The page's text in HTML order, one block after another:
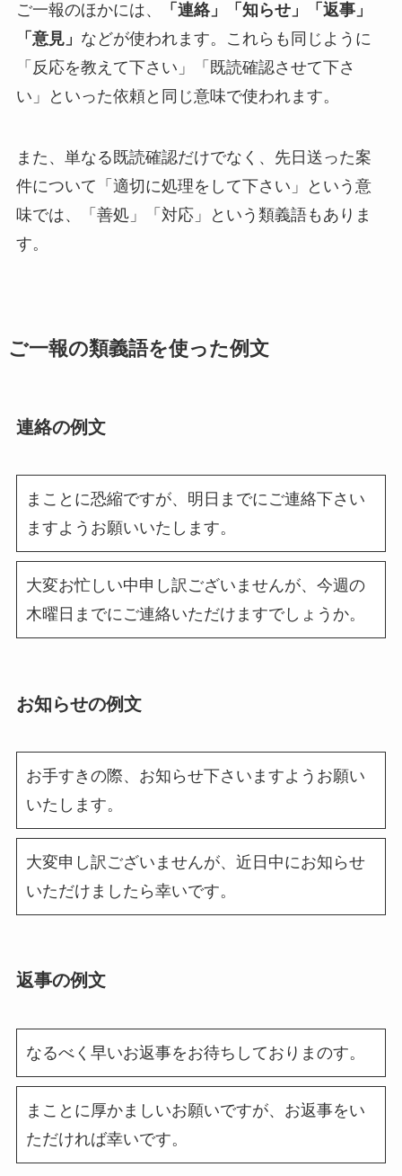
ご一報のほかには、
「連絡」「知らせ」「返事」
「意見」 などが使われます。これらも同じように
「反応を教えて下さい」「既読確認させて下さ
い」といった依頼と同じ意味で使われます。
また、単なる既読確認だけでなく、先日送った案
件について「適切に処理をして下さい」という意
味では、「善処」「対応」という類義語もありま
す。
ご一報の類義語を使った例文
連絡の例文
まことに恐縮ですが、明日までにご連絡下さい
ますようお願いいたします。
大変お忙しい中申し訳ございませんが、今週の
木曜日までにご連絡いただけますでしょうか。
お知らせの例文
お手すきの際、お知らせ下さいますようお願い
いたします。
大変申し訳ございませんが、近日中にお知らせ
いただけましたら幸いです。
返事の例文
なるべく早いお返事をお待ちしておりまのす。
まことに厚かましいお願いですが、お返事をい
ただければ幸いです。